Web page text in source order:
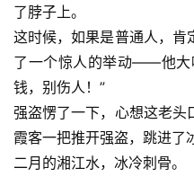
了脖子上。
这时候，如果是普通人，肯
了一个惊人的举动——他大
钱，别伤人！”
强盗愣了一下，心想这老头
霞客一把推开强盗，跳进了
二月的湘江水，冰冷刺骨。